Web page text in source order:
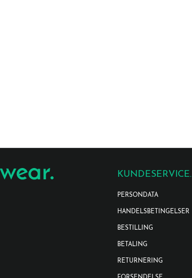
KUNDESERVICE.
PERSONDATA
HANDELSBETINGELSER
BESTILLING
BETALING
RETURNERING